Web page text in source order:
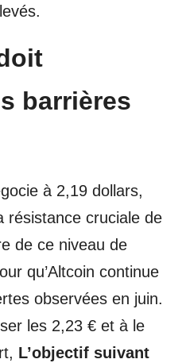
barrières
à 2,19 dollars,
résistance cruciale de
de ce niveau de
qu’Altcoin continue
observées en juin.
les 2,23 € et à le
L’objectif suivant